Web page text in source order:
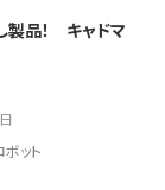
製品！ キャドマ
ボット